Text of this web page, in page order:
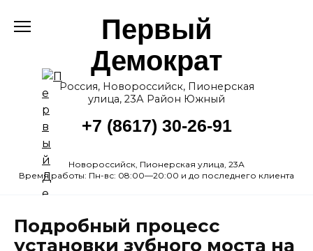
Первый
Демократ
Россия, Новороссийск, Пионерская
улица, 23А Район Южный
+7 (8617) 30-26-91
Новороссийск, Пионерская улица, 23А
Время работы: Пн-вс: 08:00—20:00 и до последнего клиента
Подробный процесс
установки зубного моста на